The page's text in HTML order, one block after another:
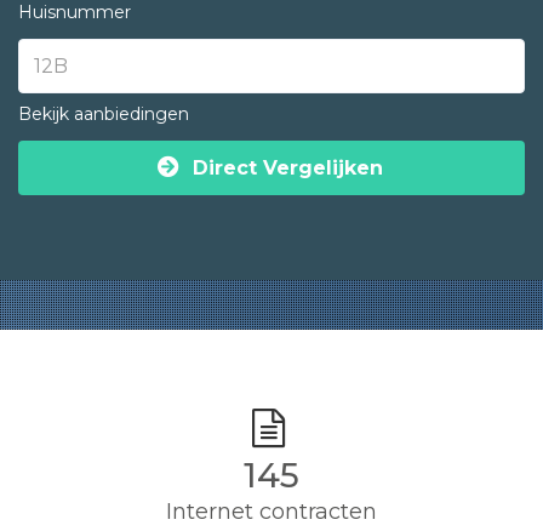
Huisnummer
Bekijk aanbiedingen
Direct Vergelijken
145
Internet contracten